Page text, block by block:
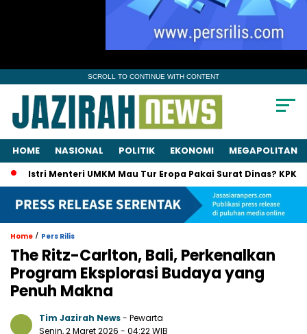
SCROLL TO CONTINUE WITH CONTENT
HOME NASIONAL POLITIK EKONOMI MEGAPOLITAN
UMKM Mau Tur Eropa Pakai Surat Dinas? KPK Panggil
Home / Pers Rilis
The Ritz-Carlton, Bali, Perkenalkan
Program Eksplorasi Budaya yang
Penuh Makna
Tim Jazirah News- Pewarta
Senin, 2 Maret 2026 - 04:22 WIB